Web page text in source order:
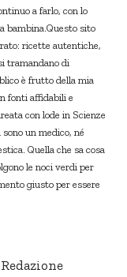
a farlo, con lo
bambina.Questo sito
ricette autentiche,
tramandano di
è frutto della mia
fonti affidabili e
con lode in Scienze
un medico, né
Quella che sa cosa
le noci verdi per
giusto per essere
Redazione